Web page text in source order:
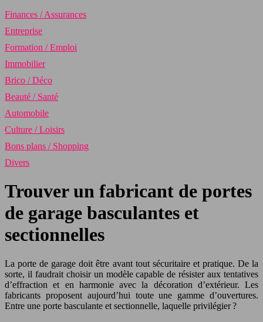
Finances / Assurances
Entreprise
Formation / Emploi
Immobilier
Brico / Déco
Beauté / Santé
Automobile
Culture / Loisirs
Bons plans / Shopping
Divers
Trouver un fabricant de portes
de garage basculantes et
sectionnelles
La porte de garage doit être avant tout sécuritaire et pratique. De la
sorte, il faudrait choisir un modèle capable de résister aux tentatives
d’effraction et en harmonie avec la décoration d’extérieur. Les
fabricants proposent aujourd’hui toute une gamme d’ouvertures.
Entre une porte basculante et sectionnelle, laquelle privilégier ?